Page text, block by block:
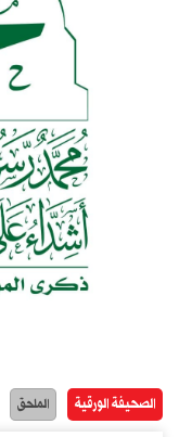
الصحيفة الورقية الملحق